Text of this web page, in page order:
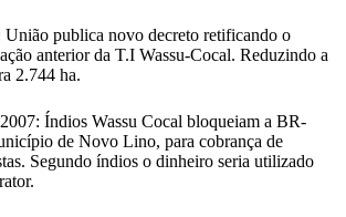
União publica novo decreto retificando o
anterior da T.I Wassu-Cocal. Reduzindo a
2.744 ha.
Índios Wassu Cocal bloqueiam a BR-
de Novo Lino, para cobrança de
Segundo índios o dinheiro seria utilizado